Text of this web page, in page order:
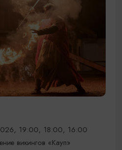
19:00, 18:00, 16:00
викингов «Кауп»